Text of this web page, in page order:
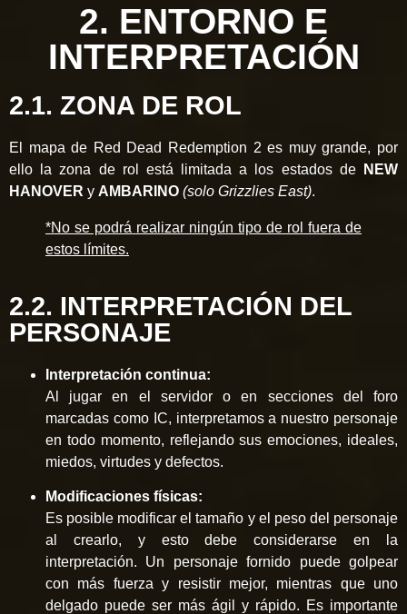
2. ENTORNO E
INTERPRETACIÓN
2.1. ZONA DE ROL
El mapa de Red Dead Redemption 2 es muy grande, por
ello la zona de rol está limitada a los estados de
NEW
HANOVER y AMBARINO (solo Grizzlies East).
*No se podrá realizar ningún tipo de rol fuera de
estos límites.
2.2. INTERPRETACIÓN DEL
PERSONAJE
Interpretación continua:
Al jugar en el servidor o en secciones del foro
marcadas como IC, interpretamos a nuestro personaje
en todo momento, reflejando sus emociones, ideales,
miedos, virtudes y defectos.
Modificaciones físicas:
Es posible modificar el tamaño y el peso del personaje
al crearlo, y esto debe considerarse en la
interpretación. Un personaje fornido puede golpear
con más fuerza y resistir mejor, mientras que uno
delgado puede ser más ágil y rápido. Es importante